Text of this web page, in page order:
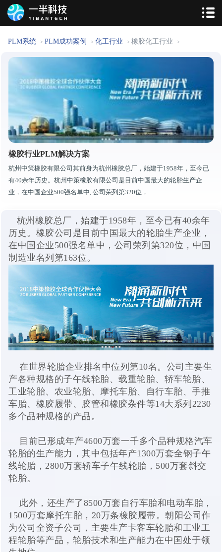
PLM系统 > PLM成功案例 > 化工行业 > 橡胶化工行业 >
橡胶行业PLM解决方案
杭州中策橡胶有限公司其前身为杭州橡胶总厂，始建于1958年，至今已
有40余年历史。杭州中策橡胶有限公司是目前中国最大的轮胎生产企
业，在中国企业500强名单中, 公司荣列第320位，
杭州橡胶总厂，始建于1958年，至今已有40余年
历史。橡胶公司是目前中国最大的轮胎生产企业，
在中国企业500强名单中，公司荣列第320位，中国
制造业名列第163位。
在世界轮胎企业排名中位列第10名。公司主要生
产各种规格的子午线轮胎、载重轮胎、轿车轮胎、
工业轮胎、农业轮胎、摩托车胎、自行车胎、手推
车胎、橡胶履带、胶管和橡胶杂件等14大系列2230
多个品种规格的产品。
目前已形成年产4600万套一千多个品种规格汽车
轮胎的生产能力，其中包括年产1300万套全钢子午
线轮胎，2800万套轿车子午线轮胎，500万套斜交
轮胎。
此外，还生产了8500万套自行车胎和电动车胎，
1500万套摩托车胎，20万条橡胶履带。朝阳公司作
为公司全资子公司，主要生产卡客车轮胎和工业工
程轮胎等产品，轮胎技术和生产能力在中国处于领